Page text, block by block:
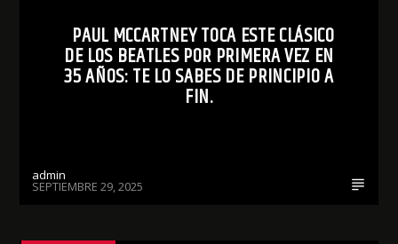
PAUL MCCARTNEY TOCA ESTE CLÁSICO
DE LOS BEATLES POR PRIMERA VEZ EN
35 AÑOS: TE LO SABES DE PRINCIPIO A
FIN.
admin
SEPTIEMBRE 29, 2025